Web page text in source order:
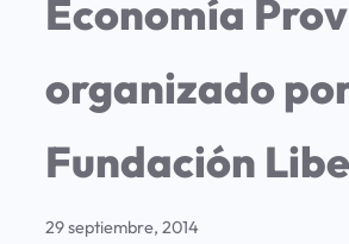
Economía
organizado
Fundación
29 septiembre, 2014